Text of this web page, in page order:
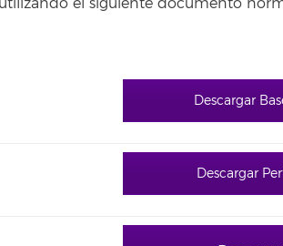
el siguiente documento
Descargar
Descargar